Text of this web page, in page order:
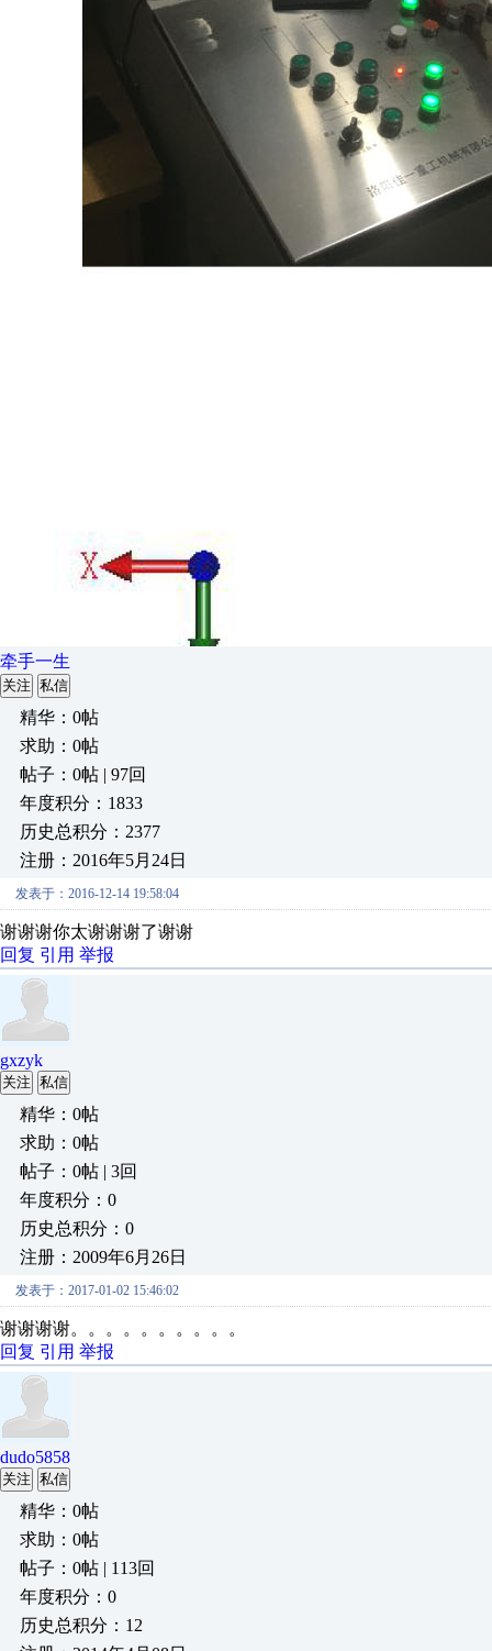
牵手一生
关注 私信
精华：0帖
求助：0帖
帖子：0帖 | 97回
年度积分：1833
历史总积分：2377
注册：2016年5月24日
发表于：2016-12-14 19:58:04
谢谢谢你太谢谢谢了谢谢
回复 引用 举报
gxzyk
关注 私信
精华：0帖
求助：0帖
帖子：0帖 | 3回
年度积分：0
历史总积分：0
注册：2009年6月26日
发表于：2017-01-02 15:46:02
谢谢谢谢。。。。。。。。。。
回复 引用 举报
dudo5858
关注 私信
精华：0帖
求助：0帖
帖子：0帖 | 113回
年度积分：0
历史总积分：12